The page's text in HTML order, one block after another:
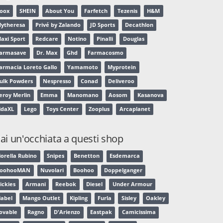
SHEIN About You Farfetch Tezenis H&M
Privé by Zalando JD Sports Decathlon
Sport Redcare Notino Pinalli Douglas
Dr. Max Ghd Farmacosmo
Loreto Gallo Yamamoto Myprotein
Powders Nespresso Conad Deliveroo
Merlin Emma Manomano Aosom Kasanova
Lego Toys Center Zooplus Arcaplanet
un'occhiata a questi shop
Rubino Snipes Benetton Esdemarca
Nuvolari Boohoo Doppelganger
Armani Reebok Diesel Under Armour
Mango Outlet Kipling Furla Sisley Oakley
Ragno D'Arienzo Eastpak Camicissima